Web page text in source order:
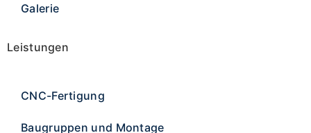
Galerie
Leistungen
CNC-Fertigung
Baugruppen und Montage